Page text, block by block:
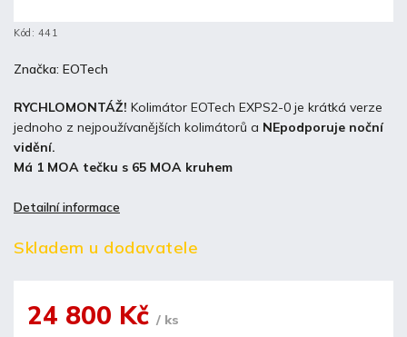
Kód: 441
RYCHLOMONTÁŽ! Kolimátor EOTech EXPS2-0 je krátká verze
jednoho z nejpoužívanějších kolimátorů a NEpodporuje noční
vidění.
Má 1 MOA tečku s 65 MOA kruhem
Detailní informace
Značka: EOTech
Skladem u dodavatele
24 800 Kč / ks